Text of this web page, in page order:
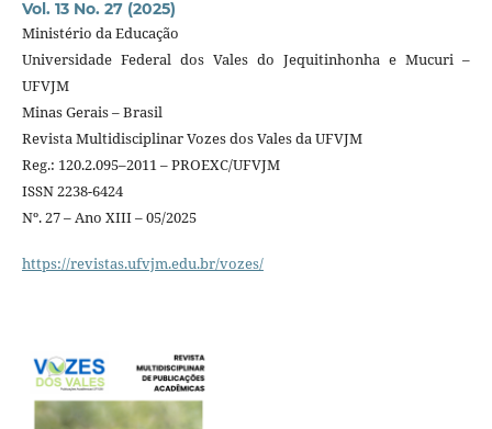
Vol. 13 No. 27 (2025)
Ministério da Educação
Universidade Federal dos Vales do Jequitinhonha e Mucuri –
UFVJM
Minas Gerais – Brasil
Revista Multidisciplinar Vozes dos Vales da UFVJM
Reg.: 120.2.095–2011 – PROEXC/UFVJM
ISSN 2238-6424
Nº. 27 – Ano XIII – 05/2025
https://revistas.ufvjm.edu.br/vozes/